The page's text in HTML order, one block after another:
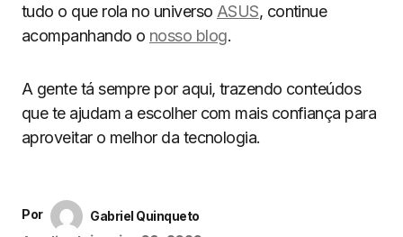
tudo o que rola no universo ASUS, continue
acompanhando o nosso blog.
A gente tá sempre por aqui, trazendo conteúdos
que te ajudam a escolher com mais confiança para
aproveitar o melhor da tecnologia.
Por
Gabriel Quinqueto